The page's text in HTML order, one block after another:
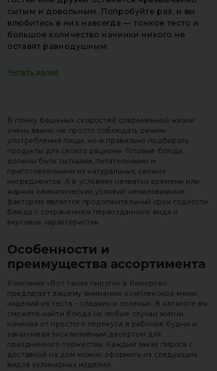
сытым и довольным. Попробуйте раз, и вы
влюбитесь в них навсегда — тонкое тесто и
большое количество начинки никого не
оставят равнодушным.
Читать далее
В плену бешеных скоростей современной жизни
очень важно не просто соблюдать режим
употребления пищи, но и правильно подбирать
продукты для своего рациона. Готовые блюда
должны быть сытными, питательными и
приготовленными из натуральных, свежих
ингредиентов. А в условиях нехватки времени или
жарких климатических условий немаловажным
фактором является продолжительный срок годности
блюда с сохранением первозданного вида и
вкусовых характеристик.
Особенности и
преимущества ассортимента
Компания «Вот такие пироги» в Кемерово
предлагает вашему вниманию комплексное меню
изделий из теста – сладких и соленых. В каталоге вы
сможете найти блюда на любые случаи жизни,
начиная от простого перекуса в рабочие будни и
заканчивая эксклюзивным десертом для
праздничного торжества. Каждый заказ пирога с
доставкой на дом можно оформить из следующих
видов кулинарных изделий: